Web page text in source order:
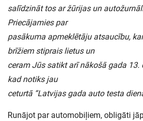
salīdzināt tos ar žūrijas un
Priecājamies par
pasākuma apmeklētāju atsaucību,
brīžiem stiprais lietus un
ceram Jūs satikt arī nākošā gada 13.
kad notiks jau
ceturtā “Latvijas gada auto testa
Runājot par automobiļiem, obligāti